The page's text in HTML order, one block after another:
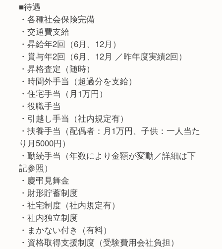
■待遇
・各種社会保険完備
・交通費支給
・昇給年2回（6月、12月）
・賞与年2回（6月、12月 ／昨年度実績2回）
・昇格査定（随時）
・時間外手当（超過分を支給）
・住宅手当（月1万円）
・役職手当
・引越し手当（社内規定有）
・扶養手当（配偶者：月1万円、子供：一人当た
り月5000円）
・勤続手当（年数により金額が変動／詳細は下
記参照）
・慶弔見舞金
・財形貯蓄制度
・社宅制度（社内規定有）
・社内独立制度
・まかない付き（有料）
・資格取得支援制度（受験費用会社負担）